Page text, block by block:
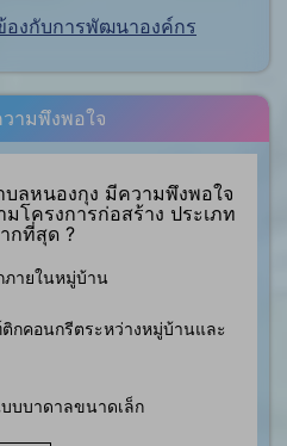
องกับการพัฒนาองค์กร
ามพึงพอใจ
ลหนองกุง มีความพึงพอใจ
โครงการก่อสร้าง ประเภท
กที่สุด ?
ภายในหมู่บ้าน
กคอนกรีตระหว่างหมู่บ้านและ
บบาดาลขนาดเล็ก